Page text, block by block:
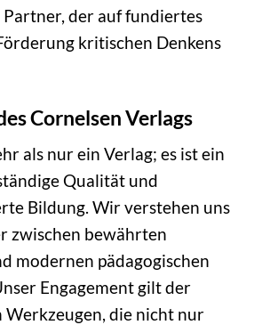
der auf fundiertes
kritischen Denkens
Cornelsen Verlags
als nur ein Verlag; es ist ein
Qualität und
Bildung. Wir verstehen uns
zwischen bewährten
modernen pädagogischen
Engagement gilt der
die nicht nur